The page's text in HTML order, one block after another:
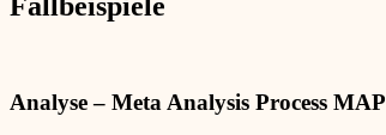
Analyse – Meta Analysis Process MAP